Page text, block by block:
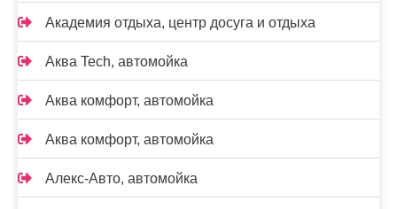
Академия отдыха, центр досуга и отдыха
Аква Tech, автомойка
Аква комфорт, автомойка
Аква комфорт, автомойка
Алекс-Авто, автомойка